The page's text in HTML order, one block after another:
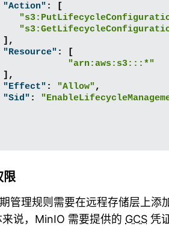
"Action" :
[
],
"Resource" :
[
"arn:aws:s3:::*"
],
"Effect" : "Allow",
"Sid" :
限
管理规则需要在远程存储层上添
说，MinIO 需要提供的 GCS 凭